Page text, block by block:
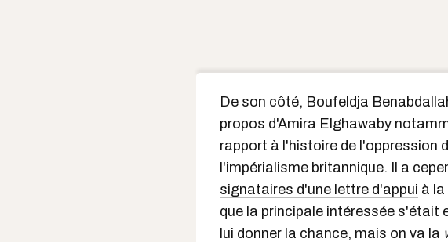
De son côté, Boufeldja
propos d'Amira Elghawaby
rapport à l'histoire de l'oppression
l'impérialisme britannique. Il a
signataires d'une lettre d'appui à
que la principale intéressée s'était
lui donner la chance, mais on va la